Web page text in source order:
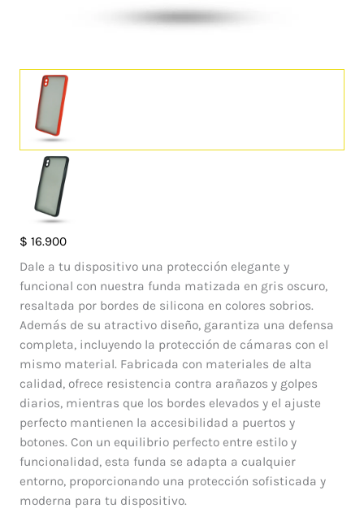
$ 16.900
Dale a tu dispositivo una protección elegante y
funcional con nuestra funda matizada en gris oscuro,
resaltada por bordes de silicona en colores sobrios.
Además de su atractivo diseño, garantiza una defensa
completa, incluyendo la protección de cámaras con el
mismo material. Fabricada con materiales de alta
calidad, ofrece resistencia contra arañazos y golpes
diarios, mientras que los bordes elevados y el ajuste
perfecto mantienen la accesibilidad a puertos y
botones. Con un equilibrio perfecto entre estilo y
funcionalidad, esta funda se adapta a cualquier
entorno, proporcionando una protección sofisticada y
moderna para tu dispositivo.
Case
Matte
Samsung
Galaxy
A01
cantidad